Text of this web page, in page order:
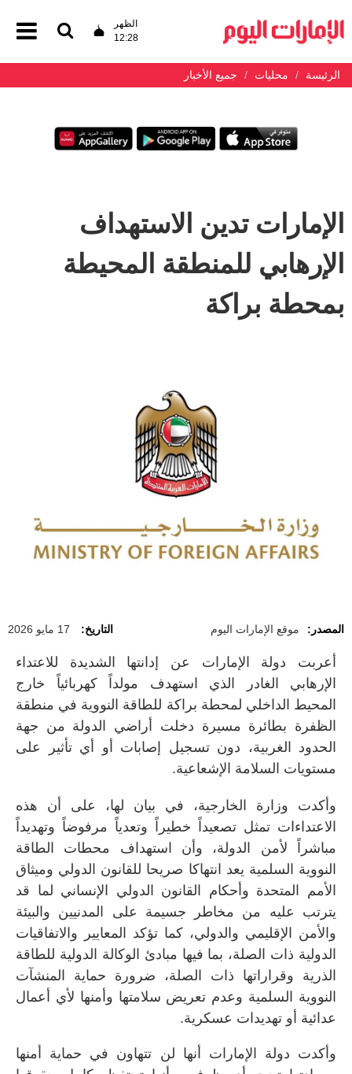
الظهر
12:28
الرئيسة محليات جميع الأخبار
الإمارات تدين الاستهداف
الإرهابي للمنطقة المحيطة
بمحطة براكة
المصدر: موقع الإمارات اليوم التاريخ: 17 مايو 2026
أعربت دولة الإمارات عن إدانتها الشديدة للاعتداء
الإرهابي الغادر الذي استهدف مولداً كهربائياً خارج
المحيط الداخلي لمحطة براكة للطاقة النووية في منطقة
الظفرة بطائرة مسيرة دخلت أراضي الدولة من جهة
الحدود الغربية، دون تسجيل إصابات أو أي تأثير على
مستويات السلامة الإشعاعية.
وأكدت وزارة الخارجية، في بيان لها، على أن هذه
الاعتداءات تمثل تصعيداً خطيراً وتعدياً مرفوضاً وتهديداً
مباشراً لأمن الدولة، وأن استهداف محطات الطاقة
النووية السلمية يعد انتهاكا صريحا للقانون الدولي وميثاق
الأمم المتحدة وأحكام القانون الدولي الإنساني لما قد
يترتب عليه من مخاطر جسيمة على المدنيين والبيئة
والأمن الإقليمي والدولي، كما تؤكد المعايير والاتفاقيات
الدولية ذات الصلة، بما فيها مبادئ الوكالة الدولية للطاقة
الذرية وقراراتها ذات الصلة، ضرورة حماية المنشآت
النووية السلمية وعدم تعريض سلامتها وأمنها لأي أعمال
عدائية أو تهديدات عسكرية.
وأكدت دولة الإمارات أنها لن تتهاون في حماية أمنها